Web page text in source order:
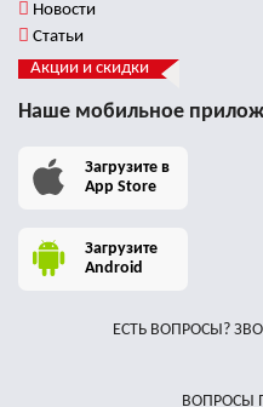
Новости
Статьи
Акции и скидки
Наше мобильное
Загрузите в
App Store
Загрузите
Android
ЕСТЬ ВОПРОСЫ?
ВОПРОСЫ